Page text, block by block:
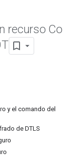
recurso Co
y el comando del
de DTLS